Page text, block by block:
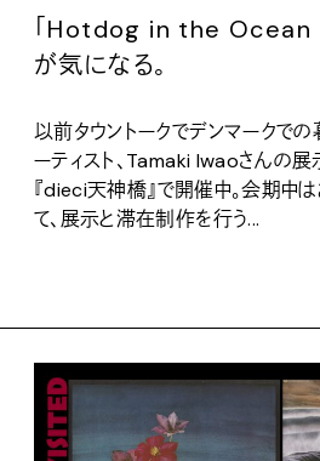
「Hotdog in the Ocean
が気になる。
以前タウントークでデンマークでの
ーティスト、Tamaki Iwaoさんの
『dieci天神橋』で開催中。会期中
て、展示と滞在制作を行う...